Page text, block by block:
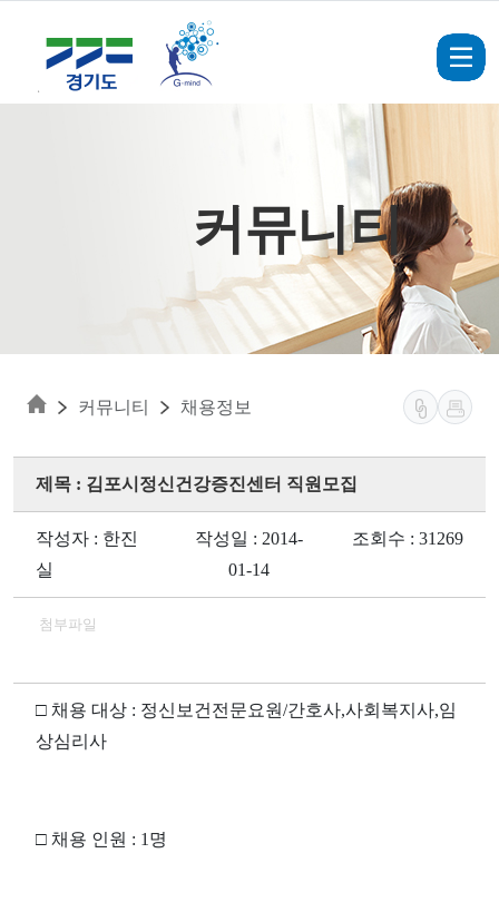
커뮤니티
커뮤니티 채용정보
제목 : 김포시정신건강증진센터 직원모집
작성자 : 한진
실
작성일 : 2014-
01-14
조회수 : 31269
첨부파일
□ 채용 대상 : 정신보건전문요원/간호사,사회복지사,임
상심리사
□ 채용 인원 : 1 명